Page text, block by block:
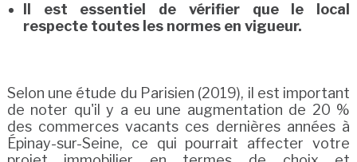
Il est essentiel de vérifier que le local
respecte toutes les normes en vigueur.
Selon une étude du Parisien (2019), il est important
de noter qu'il y a eu une augmentation de 20 %
des commerces vacants ces dernières années à
Épinay-sur-Seine, ce qui pourrait affecter votre